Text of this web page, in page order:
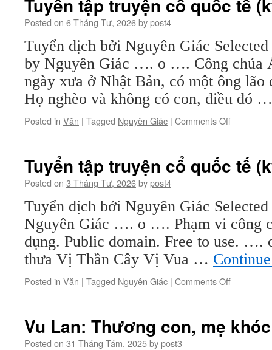
cổ
(kỳ
Tuyển tập truyện cổ quốc tế
Posted on 6 Tháng Tư, 2026bypost4
Tuyển dịch bởi Nguyên Giác
by Nguyên Giác …. o …. Công chúa
ngày xưa ở Nhật Bản, có một ông lão
Họ nghèo và không có con, điều đó
Posted in Văn | Tagged Nguyên Giác | Comments Offon
truyện
cổ
(kỳ
Tuyển tập truyện cổ quốc tế
Posted on 3 Tháng Tư, 2026bypost4
Tuyển dịch bởi Nguyên Giác
Nguyên Giác …. o …. Phạm vi công
dụng. Public domain. Free to use.
thưa Vị Thần Cây Vị Vua …
Posted in Văn | Tagged Nguyên Giác | Comments Offon
cổ
Vu Lan: Thương con, mẹ
Posted on 31 Tháng Tám, 2025bypost3